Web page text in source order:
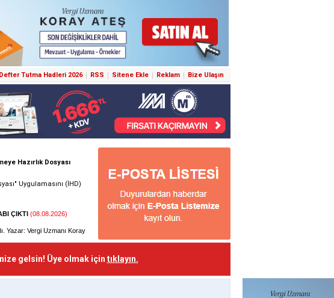
Defter Tutma Hadleri 2026 RSS Sitene Ekle Reklam Bize Ulaşın
gelsin! Üye olmak için tıklayın.